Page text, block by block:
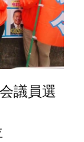
議員選